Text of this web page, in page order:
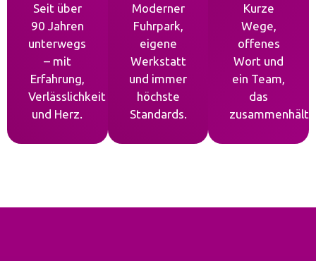
Seit über
90 Jahren
unterwegs
– mit
Erfahrung,
Verlässlichkeit
und Herz.
Moderner
Fuhrpark,
eigene
Werkstatt
und immer
höchste
Standards.
Kurze
Wege,
offenes
Wort und
ein Team,
das
zusammenhält.